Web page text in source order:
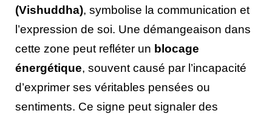
(Vishuddha), symbolise la communication et
l’expression de soi. Une démangeaison dans
cette zone peut refléter un blocage
énergétique, souvent causé par l’incapacité
d’exprimer ses véritables pensées ou
sentiments. Ce signe peut signaler des